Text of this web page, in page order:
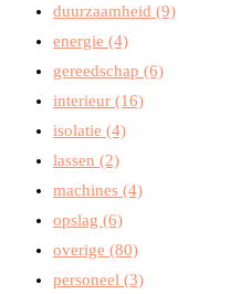
duurzaamheid (9)
energie (4)
gereedschap (6)
interieur (16)
isolatie (4)
lassen (2)
machines (4)
opslag (6)
overige (80)
personeel (3)